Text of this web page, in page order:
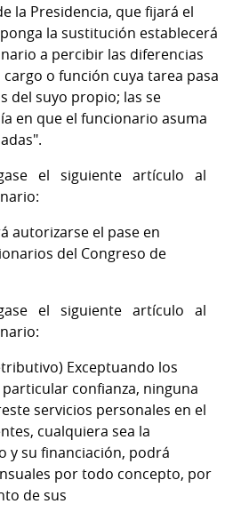
la Presidencia, que fijará el
la sustitución establecerá
a percibir las diferencias
o función cuya tarea pasa
del suyo propio; las se
en que el funcionario asuma
el siguiente artículo al
autorizarse el pase en
del Congreso de
el siguiente artículo al
Exceptuando los
confianza, ninguna
servicios personales en el
cualquiera sea la
y su financiación, podrá
por todo concepto, por
de sus